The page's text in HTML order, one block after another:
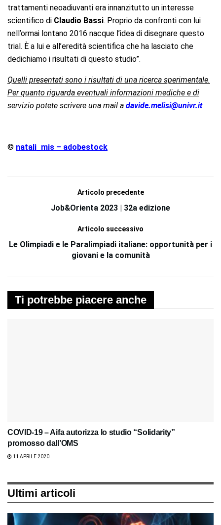
trattamenti neoadiuvanti era innanzitutto un interesse
scientifico di Claudio Bassi. Proprio da confronti con lui
nell’ormai lontano 2016 nacque l’idea di disegnare questo
trial. È a lui e all’eredità scientifica che ha lasciato che
dedichiamo i risultati di questo studio”.
Quelli presentati sono i risultati di una ricerca sperimentale.
Per quanto riguarda eventuali informazioni mediche e di
servizio potete scrivere una mail a davide.melisi@univr.it
© natali_mis – adobestock
Articolo precedente
Job&Orienta 2023 | 32a edizione
Articolo successivo
Le Olimpiadi e le Paralimpiadi italiane: opportunità per i
giovani e la comunità
Ti potrebbe piacere anche
COVID-19 – Aifa autorizza lo studio “Solidarity”
promosso dall’OMS
11 APRILE 2020
Ultimi articoli